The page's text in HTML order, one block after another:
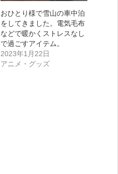
おひとり様で雪山の車中泊
をしてきました。電気毛布
などで暖かくストレスなし
で過ごすアイテム。
2023年1月22日
アニメ・グッズ